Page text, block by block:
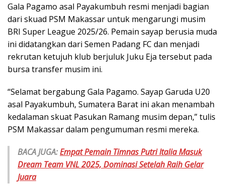
Gala Pagamo asal Payakumbuh resmi menjadi bagian
dari skuad PSM Makassar untuk mengarungi musim
BRI Super League 2025/26. Pemain sayap berusia muda
ini didatangkan dari Semen Padang FC dan menjadi
rekrutan ketujuh klub berjuluk Juku Eja tersebut pada
bursa transfer musim ini.
“Selamat bergabung Gala Pagamo. Sayap Garuda U20
asal Payakumbuh, Sumatera Barat ini akan menambah
kedalaman skuat Pasukan Ramang musim depan,” tulis
PSM Makassar dalam pengumuman resmi mereka.
BACA JUGA:Empat Pemain Timnas Putri Italia Masuk
Dream Team VNL 2025, Dominasi Setelah Raih Gelar
Juara